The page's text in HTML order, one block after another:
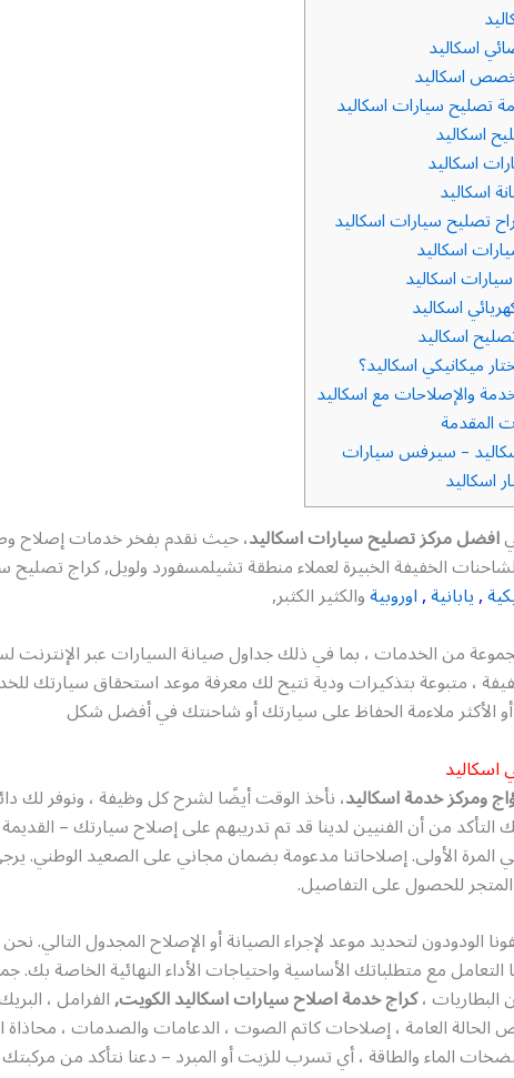
اسكاليد
اسكاليد
تصليح سيارات اسكاليد
اسكاليد
اسكاليد
اسكاليد
تصليح سيارات اسكاليد
اسكاليد
اسكاليد
اسكاليد
اسكاليد
ميكانيكي اسكاليد؟
والإصلاحات مع اسكاليد
المقدمة
– سيرفس سيارات
اسكاليد
افضل مركز تصليح سيارات اسكاليد، حيث نقدم بفخر خدمات إصلاح
الخفيفة الخبيرة لعملاء منطقة تشيلمسفورد ولويل, كراج تصليح
,يابانية,اوروبيةوالكثير الكثبر,
من الخدمات ، بما في ذلك جداول صيانة السيارات عبر الإنترنت
، متبوعة بتذكيرات ودية تتيح لك معرفة موعد استحقاق سيارتك
الأكثر ملاءمة الحفاظ على سيارتك أو شاحنتك في أفضل شكل
اسكاليد
ومركز خدمة اسكاليد، نأخذ الوقت أيضًا لشرح كل وظيفة ، ونوفر لك
التأكد من أن الفنيين لدينا قد تم تدريبهم على إصلاح سيارتك –
المرة الأولى. إصلاحاتنا مدعومة بضمان مجاني على الصعيد الوطني.
للحصول على التفاصيل.
الودودون لتحديد موعد لإجراء الصيانة أو الإصلاح المجدول التالي.
التعامل مع متطلباتك الأساسية واحتياجات الأداء النهائية الخاصة بك.
البطاريات ،كراج خدمة اصلاح سيارات اسكاليد الكويت,الفرامل ،
العامة ، إصلاحات كاتم الصوت ، الدعامات والصدمات ، محاذاة
الماء والطاقة ، أي تسرب للزيت أو المبرد – دعنا نتأكد من